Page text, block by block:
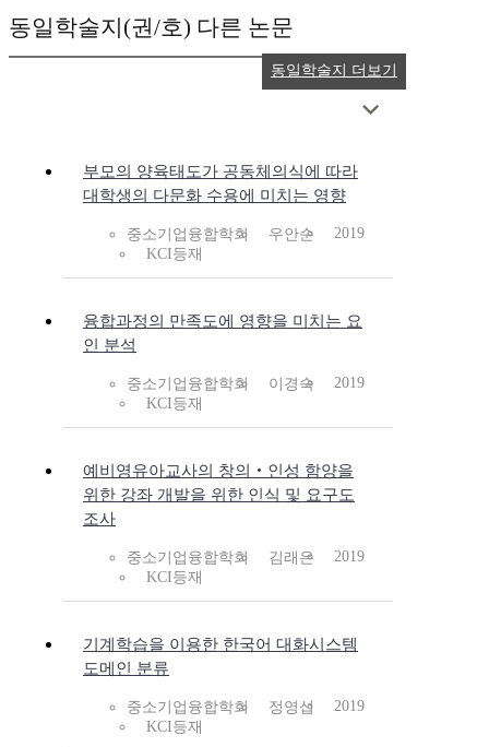
동일학술지(권/호) 다른 논문
부모의 양육태도가 공동체의식에 따라
대학생의 다문화 수용에 미치는 영향
중소기업융합학회 우안순
2019
KCI등재
융합과정의 만족도에 영향을 미치는 요
인 분석
중소기업융합학회 이경숙
2019
KCI등재
예비영유아교사의 창의‧인성 함양을
위한 강좌 개발을 위한 인식 및 요구도
조사
중소기업융합학회 김래은
2019
KCI등재
기계학습을 이용한 한국어 대화시스템
도메인 분류
중소기업융합학회 정영섭
2019
KCI등재
동일학술지 더보기